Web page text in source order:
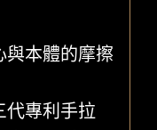
與本體的摩擦
代專利手拉